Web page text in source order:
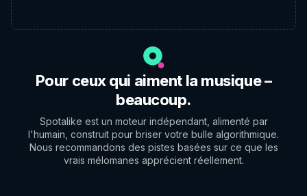
Pour ceux qui aiment la musique –
beaucoup.
Spotalike est un moteur indépendant, alimenté par
l'humain, construit pour briser votre bulle algorithmique.
Nous recommandons des pistes basées sur ce que les
vrais mélomanes apprécient réellement.